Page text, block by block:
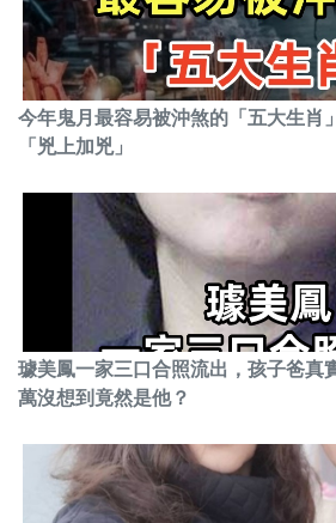
今年鬼月最容易被沖煞的「五大生肖
「兇上加兇」
璩美鳳一家三口合照流出，孩子爸真
萬沒想到竟然是他？